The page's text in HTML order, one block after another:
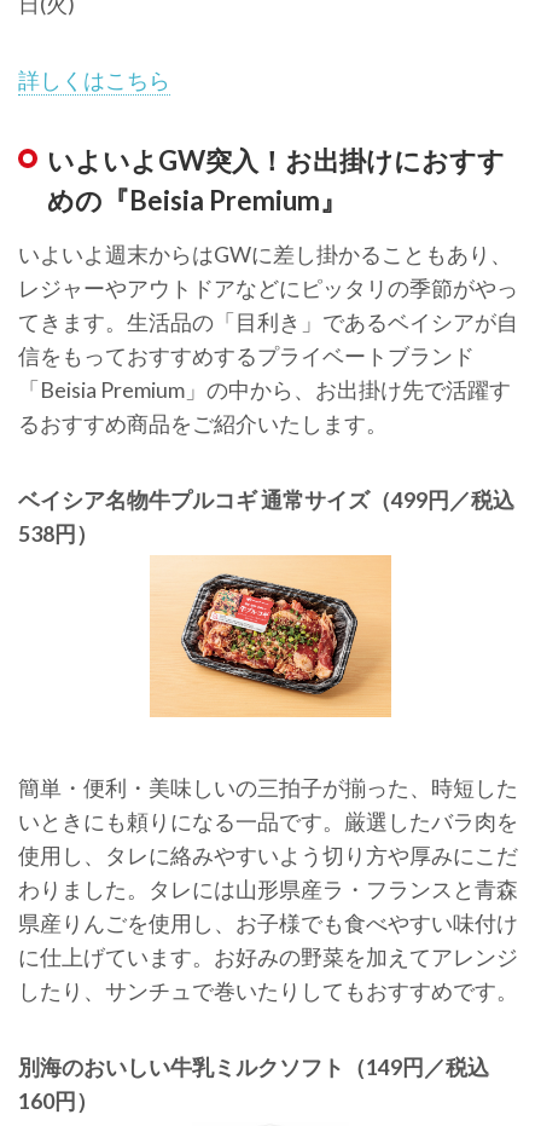
詳しくはこちら
いよいよGW突入！お出掛けにおすす
めの『Beisia Premium』
いよいよ週末からはGWに差し掛かることもあり、
レジャーやアウトドアなどにピッタリの季節がやっ
てきます。生活品の「目利き」であるベイシアが自
信をもっておすすめするプライベートブランド
「Beisia Premium」の中から、お出掛け先で活躍す
るおすすめ商品をご紹介いたします。
ベイシア名物牛プルコギ 通常サイズ（499円／税込
538円）
簡単・便利・美味しいの三拍子が揃った、時短した
いときにも頼りになる一品です。厳選したバラ肉を
使用し、タレに絡みやすいよう切り方や厚みにこだ
わりました。タレには山形県産ラ・フランスと青森
県産りんごを使用し、お子様でも食べやすい味付け
に仕上げています。お好みの野菜を加えてアレンジ
したり、サンチュで巻いたりしてもおすすめです。
別海のおいしい牛乳ミルクソフト（149円／税込
160円）